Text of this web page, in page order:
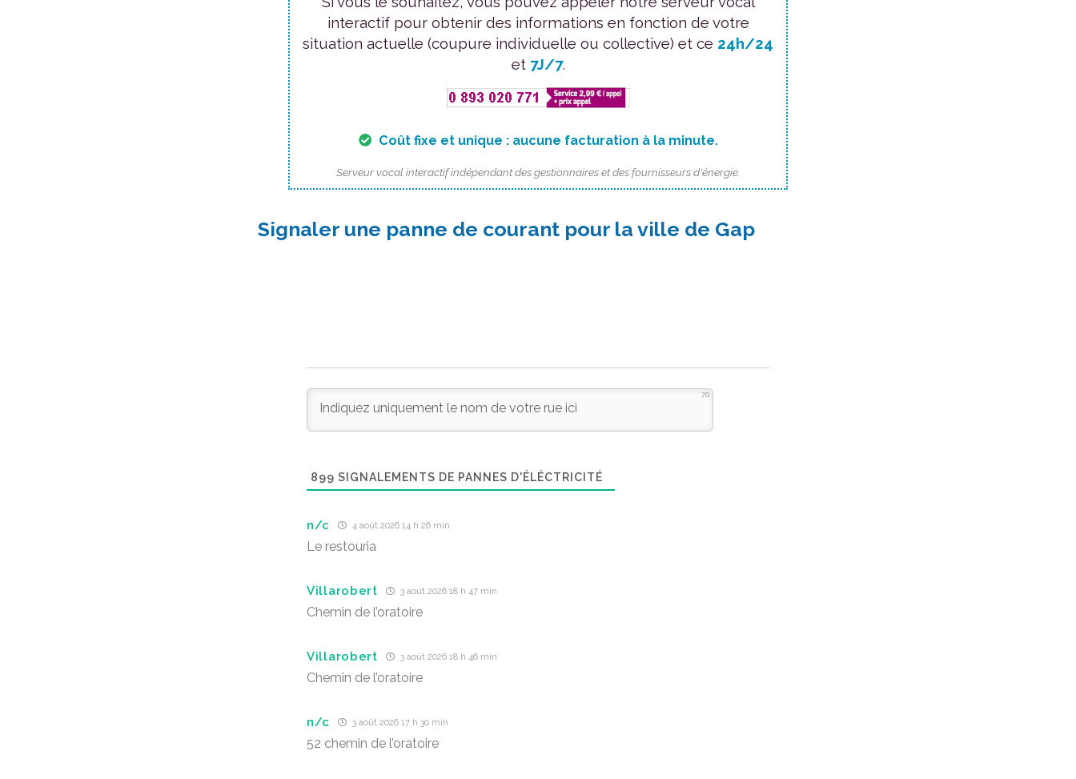
interactif pour obtenir des informations en fonction de votre
situation actuelle (coupure individuelle ou collective) et ce 24h/24
et 7J/7.
Coût fixe et unique : aucune facturation à la minute.
Serveur vocal interactif indépendant des gestionnaires et des fournisseurs d'énergie.
Signaler une panne de courant pour la ville de Gap
70
899 SIGNALEMENTS DE PANNES D'ÉLÉCTRICITÉ
n/c 4 août 2026 14 h 26 min
Le restouria
Villarobert 3 août 2026 18 h 47 min
Chemin de l’oratoire
Villarobert 3 août 2026 18 h 46 min
Chemin de l’oratoire
n/c 3 août 2026 17 h 30 min
52 chemin de l’oratoire